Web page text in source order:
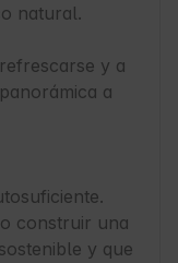
natural.
y a
a
construir una
y que